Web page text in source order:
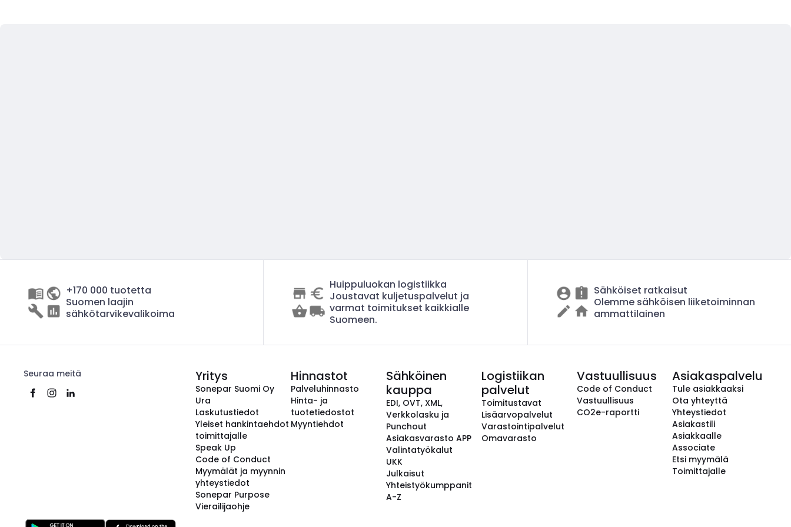
+170 000 tuotetta
Suomen laajin
sähkötarvikevalikoima
Huippuluokan logistiikka
Joustavat kuljetuspalvelut ja
varmat toimitukset kaikkialle
Suomeen.
Sähköiset ratkaisut
Olemme sähköisen liiketoiminnan
ammattilainen
Seuraa meitä Yritys
Sonepar Suomi Oy
Ura
Laskutustiedot
Yleiset hankintaehdot
toimittajalle
Speak Up
Code of Conduct
Myymälät ja myynnin
yhteystiedot
Sonepar Purpose
Vierailijaohje
Hinnastot
Palveluhinnasto
Hinta- ja
tuotetiedostot
Myyntiehdot
Sähköinen
kauppa
EDI, OVT, XML,
Verkkolasku ja
Punchout
Asiakasvarasto APP
Valintatyökalut
UKK
Julkaisut
Yhteistyökumppanit
A-Z
Logistiikan
palvelut
Toimitustavat
Lisäarvopalvelut
Varastointipalvelut
Omavarasto
Vastuullisuus
Code of Conduct
Vastuullisuus
CO2e-raportti
Asiakaspalvelu
Tule asiakkaaksi
Ota yhteyttä
Yhteystiedot
Asiakastili
Asiakkaalle
Associate
Etsi myymälä
Toimittajalle